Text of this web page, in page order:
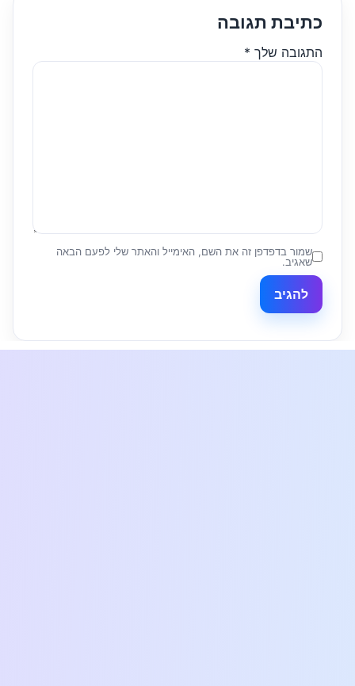
כתיבת תגובה
התגובה שלך *
שמור בדפדפן זה את השם, האימייל והאתר שלי לפעם הבאה
שאגיב.